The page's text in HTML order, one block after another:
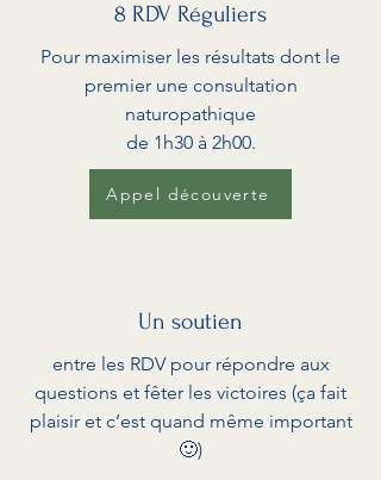
8 RDV Réguliers
Pour maximiser les résultats dont le
premier une consultation
naturopathique
de 1h30 à 2h00.
Appel découverte
Un soutien
entre les RDV pour répondre aux
questions et fêter les victoires (ça fait
plaisir et c’est quand même important
🙂)